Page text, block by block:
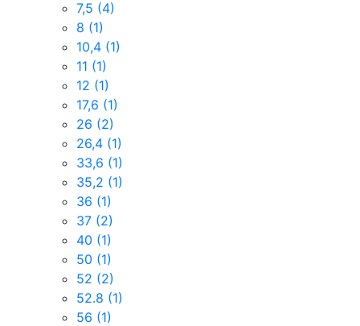
7,5 (4)
8 (1)
10,4 (1)
11 (1)
12 (1)
17,6 (1)
26 (2)
26,4 (1)
33,6 (1)
35,2 (1)
36 (1)
37 (2)
40 (1)
50 (1)
52 (2)
52.8 (1)
56 (1)